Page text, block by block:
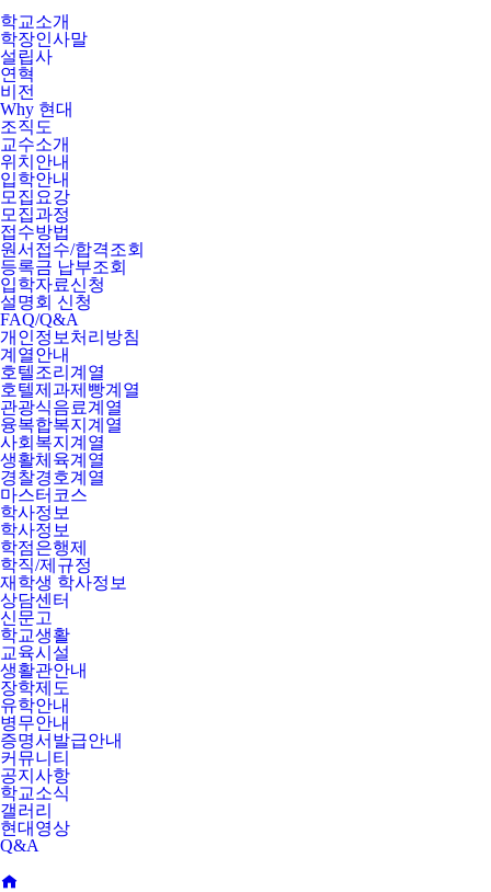
학교소개
학장인사말
설립사
연혁
비전
Why 현대
조직도
교수소개
위치안내
입학안내
모집요강
모집과정
접수방법
원서접수/합격조회
등록금 납부조회
입학자료신청
설명회 신청
FAQ/Q&A
개인정보처리방침
계열안내
호텔조리계열
호텔제과제빵계열
관광식음료계열
융복합복지계열
사회복지계열
생활체육계열
경찰경호계열
마스터코스
학사정보
학사정보
학점은행제
학직/제규정
재학생 학사정보
상담센터
신문고
학교생활
교육시설
생활관안내
장학제도
유학안내
병무안내
증명서발급안내
커뮤니티
공지사항
학교소식
갤러리
현대영상
Q&A